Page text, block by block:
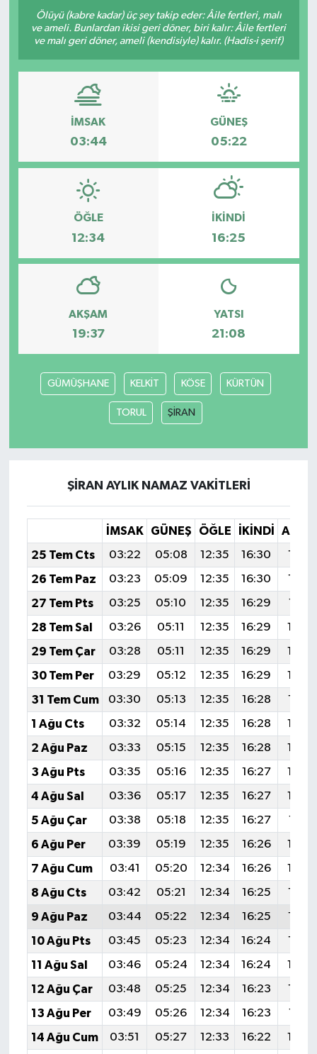
Ölüyü (kabre kadar) üç şey takip eder: Âile fertleri, malı
ve ameli. Bunlardan ikisi geri döner, biri kalır: Âile fertleri
ve malı geri döner, ameli (kendisiyle) kalır. (Hadis-i şerif)
İMSAK
03:44
GÜNEŞ
05:22
ÖĞLE
12:34
İKINDI
16:25
AKŞAM
19:37
YATSI
21:08
GÜMÜŞHANE KELKİT KÖSE KÜRTÜN
TORUL ŞİRAN
ŞİRAN AYLIK NAMAZ VAKITLERI
İMSAK GÜNEŞ ÖĞLE İKINDI
25 Tem Cts
03:22 05:08 12:35 16:30
19:52
26 Tem Paz
03:23 05:09 12:35 16:30
19:52
27 Tem Pts
03:25 05:10 12:35 16:29
19:51
28 Tem Sal
03:26 05:11 12:35 16:29
29 Tem Çar
03:28 05:11 12:35 16:29
30 Tem Per
03:29 05:12 12:35 16:29
31 Tem Cum
03:30 05:13 12:35 16:28
19:47
1 Ağu Cts
03:32 05:14 12:35 16:28
2 Ağu Paz
03:33 05:15 12:35 16:28
3 Ağu Pts
03:35 05:16 12:35 16:27
4 Ağu Sal
03:36 05:17 12:35 16:27
5 Ağu Çar
03:38 05:18 12:35 16:27
19:41
6 Ağu Per
03:39 05:19 12:35 16:26
7 Ağu Cum
03:41 05:20 12:34 16:26
8 Ağu Cts
03:42 05:21 12:34 16:25
19:38
9 Ağu Paz
03:44 05:22 12:34 16:25
19:37
10 Ağu Pts
03:45 05:23 12:34 16:24
19:35
11 Ağu Sal
03:46 05:24 12:34 16:24
12 Ağu Çar
03:48 05:25 12:34 16:23
19:33
13 Ağu Per
03:49 05:26 12:34 16:23
19:31
14 Ağu Cum
03:51 05:27 12:33 16:22